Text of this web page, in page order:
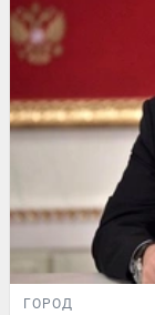
ГОРОД